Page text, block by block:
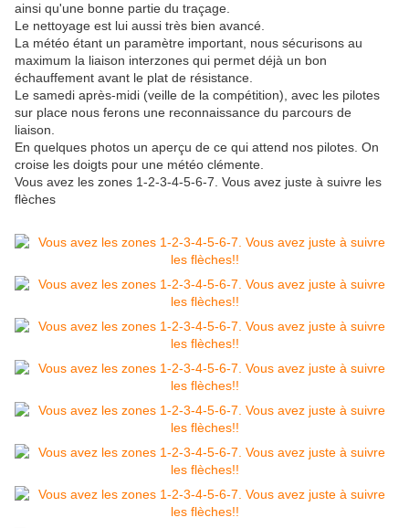
ainsi qu'une bonne partie du traçage.
Le nettoyage est lui aussi très bien avancé.
La météo étant un paramètre important, nous sécurisons au
maximum la liaison interzones qui permet déjà un bon
échauffement avant le plat de résistance.
Le samedi après-midi (veille de la compétition), avec les pilotes
sur place nous ferons une reconnaissance du parcours de
liaison.
En quelques photos un aperçu de ce qui attend nos pilotes. On
croise les doigts pour une météo clémente.
Vous avez les zones 1-2-3-4-5-6-7. Vous avez juste à suivre les
flèches